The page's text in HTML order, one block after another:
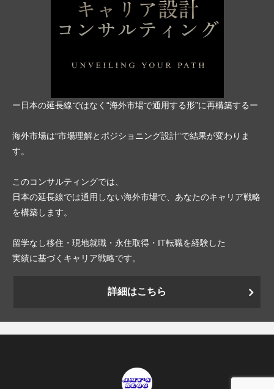
ー日本の延長線ではなく“海外市場で通用する形”に再構築するー
海外市場は“市場理解とポジショニング設計”で結果が変わりま
す。
このコンサルティングでは、
日本の延長線では通用しない海外市場で、あなたのキャリア戦略
を構築します。
留学なし移住・現地就職・永住取得・IT転職を経験した
実績に基づくキャリア戦略です。
詳細はこちら